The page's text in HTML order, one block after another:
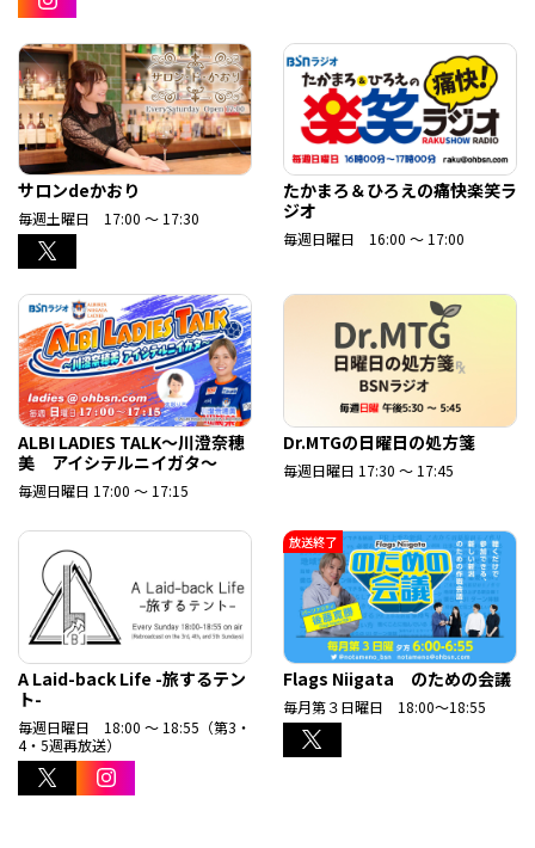
サロンdeかおり
毎週土曜日 17:00 ～ 17:30
たかまろ＆ひろえの痛快楽笑ラ
ジオ
毎週日曜日 16:00 ～ 17:00
ALBI LADIES TALK～川澄奈穂
美 アイシテルニイガタ～
毎週日曜日 17:00 ～ 17:15
Dr.MTGの日曜日の処方箋
毎週日曜日 17:30 ～ 17:45
A Laid-back Life -旅するテン
ト-
毎週日曜日 18:00 ～ 18:55（第3・
4・5週再放送）
放送終了
Flags Niigata のための会議
毎月第３日曜日 18:00～18:55